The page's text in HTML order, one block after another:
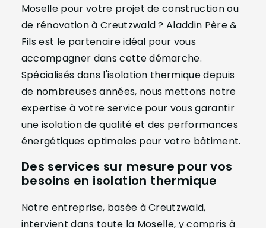
Moselle pour votre projet de construction ou
de rénovation à Creutzwald ? Aladdin Père &
Fils est le partenaire idéal pour vous
accompagner dans cette démarche.
Spécialisés dans l'isolation thermique depuis
de nombreuses années, nous mettons notre
expertise à votre service pour vous garantir
une isolation de qualité et des performances
énergétiques optimales pour votre bâtiment.
Des services sur mesure pour vos
besoins en isolation thermique
Notre entreprise, basée à Creutzwald,
intervient dans toute la Moselle, y compris à